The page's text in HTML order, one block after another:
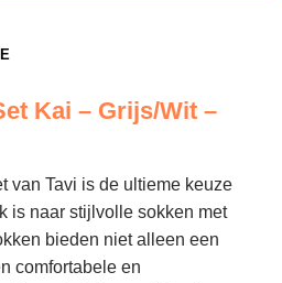
Kai – Grijs/Wit –
van Tavi is de ultieme keuze
is naar stijlvolle sokken met
bieden niet alleen een
comfortabele en